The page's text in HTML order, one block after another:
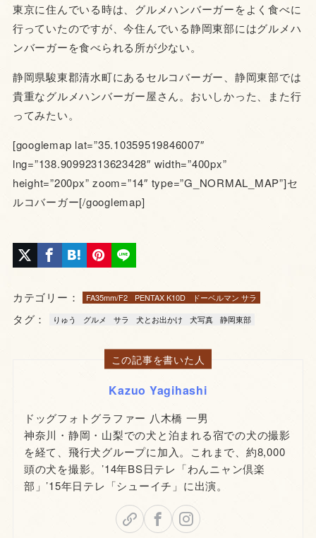
東京に住んでいる時は、グルメハンバーガーをよく食べに
行っていたのですが、今住んでいる静岡東部にはグルメハ
ンバーガーを食べられる所が少ない。
静岡県駿東郡清水町にあるセルコバーガー、静岡東部では
貴重なグルメハンバーガー屋さん。おいしかった、また行
ってみたい。
[googlemap lat=”35.10359519846007″
lng=”138.90992313623428″ width=”400px”
height=”200px” zoom=”14″ type=”G_NORMAL_MAP”]セ
ルコバーガー[/googlemap]
カテゴリー： FA35mm/F2 PENTAX K10D ドーベルマン サラ
タグ： りゅう グルメ サラ 犬とお出かけ 犬写真 静岡東部
この記事を書いた人
Kazuo Yagihashi
ドッグフォトグラファー 八木橋 一男
神奈川・静岡・山梨での犬と泊まれる宿での犬の撮影
を経て、飛行犬グループに加入。これまで、約8,000
頭の犬を撮影。’14年BS日テレ「わんニャン倶楽
部」’15年日テレ「シューイチ」に出演。